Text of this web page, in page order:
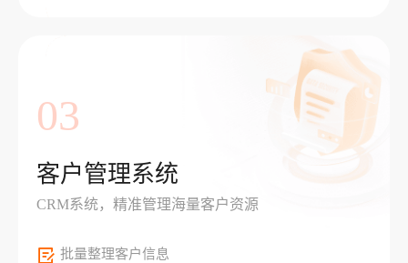
03
客户管理系统
CRM系统，精准管理海量客户资源
批量整理客户信息